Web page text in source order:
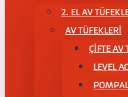
2. EL AV
AV TÜFEKLERI
ÇIFTE AV
LEVEL